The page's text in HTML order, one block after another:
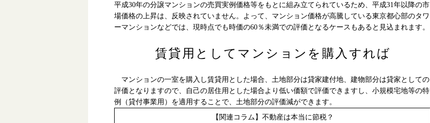
平成30年の分譲マンションの売買実例価格等をもとに組み立てられているため、平成31年以降の市
場価格の上昇は、反映されていません。よって、マンション価格が高騰している東京都心部のタワ
ーマンションなどでは、現時点でも時価の60％未満での評価となるケースもあると見込まれます。
賃貸用としてマンションを購入すれば
マンションの一室を購入し賃貸用とした場合、土地部分は貸家建付地、建物部分は貸家としての
評価となりますので、自己の居住用とした場合より低い価額で評価できますし、小規模宅地等の特
例（貸付事業用）を適用することで、土地部分の評価減ができます。
【関連コラム】不動産は本当に節税？